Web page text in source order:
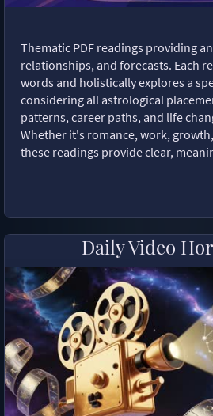
Thematic PDF readings providing
relationships, and forecasts. Each
words and holistically explores a
considering all astrological
patterns, career paths, and life
Whether it's romance, work,
these readings provide clear,
Daily Video